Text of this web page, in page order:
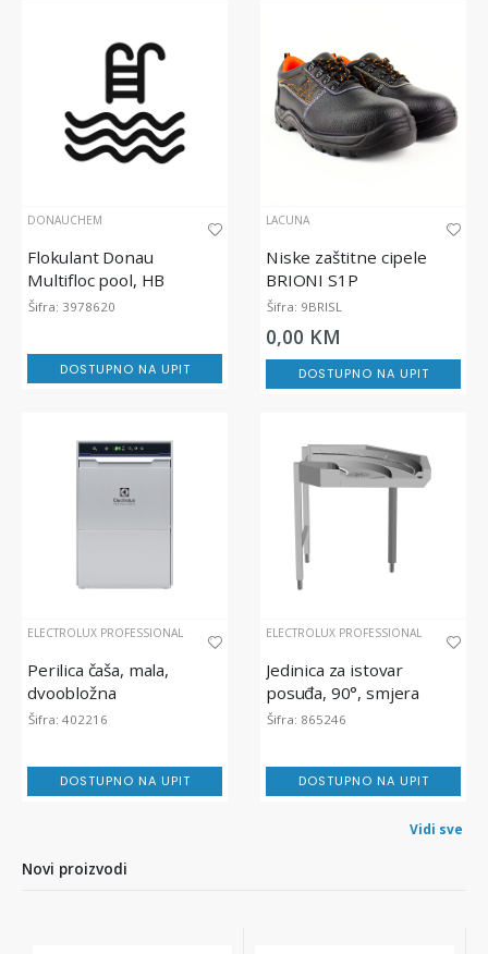
DONAUCHEM
Flokulant Donau
Multifloc pool, HB
22kg/20l, za bistrenje
Šifra: 3978620
DOSTUPNO NA UPIT
LACUNA
Niske zaštitne cipele
BRIONI S1P
Šifra: 9BRISL
0,00 KM
DOSTUPNO NA UPIT
ELECTROLUX PROFESSIONAL
Perilica čaša, mala,
dvoobložna
Šifra: 402216
DOSTUPNO NA UPIT
ELECTROLUX PROFESSIONAL
Jedinica za istovar
posuđa, 90°, smjera
suprotno od kazaljke na
Šifra: 865246
DOSTUPNO NA UPIT
Vidi sve
Novi proizvodi